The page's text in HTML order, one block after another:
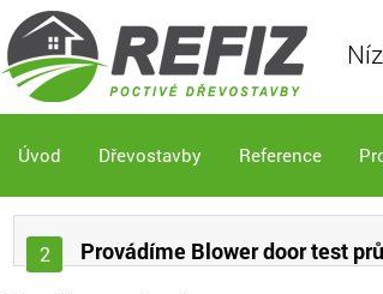
Úvod Dřevostavby Reference
2 Provádíme Blower door test